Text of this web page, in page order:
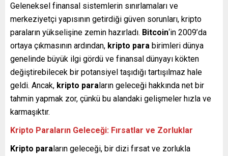
Geleneksel finansal sistemlerin sınırlamaları ve
merkeziyetçi yapısının getirdiği güven sorunları, kripto
paraların yükselişine zemin hazırladı. Bitcoin‘in 2009’da
ortaya çıkmasının ardından, kripto para birimleri dünya
genelinde büyük ilgi gördü ve finansal dünyayı kökten
değiştirebilecek bir potansiyel taşıdığı tartışılmaz hale
geldi. Ancak, kripto paraların geleceği hakkında net bir
tahmin yapmak zor, çünkü bu alandaki gelişmeler hızla ve
karmaşıktır.
Kripto Paraların Geleceği: Fırsatlar ve Zorluklar
Kripto paraların geleceği, bir dizi fırsat ve zorlukla